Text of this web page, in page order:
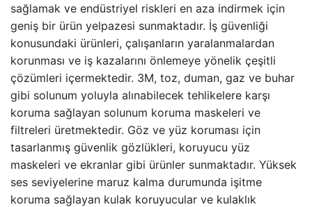
sağlamak ve endüstriyel riskleri en aza indirmek için
geniş bir ürün yelpazesi sunmaktadır. İş güvenliği
konusundaki ürünleri, çalışanların yaralanmalardan
korunması ve iş kazalarını önlemeye yönelik çeşitli
çözümleri içermektedir. 3M, toz, duman, gaz ve buhar
gibi solunum yoluyla alınabilecek tehlikelere karşı
koruma sağlayan solunum koruma maskeleri ve
filtreleri üretmektedir. Göz ve yüz koruması için
tasarlanmış güvenlik gözlükleri, koruyucu yüz
maskeleri ve ekranlar gibi ürünler sunmaktadır. Yüksek
ses seviyelerine maruz kalma durumunda işitme
koruma sağlayan kulak koruyucular ve kulaklık